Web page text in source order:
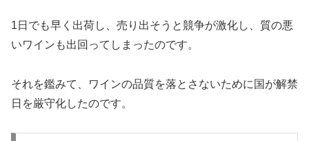
1日でも早く出荷し、売り出そうと競争が激化し、質の悪
いワインも出回ってしまったのです。
それを鑑みて、ワインの品質を落とさないために国が解禁
日を厳守化したのです。